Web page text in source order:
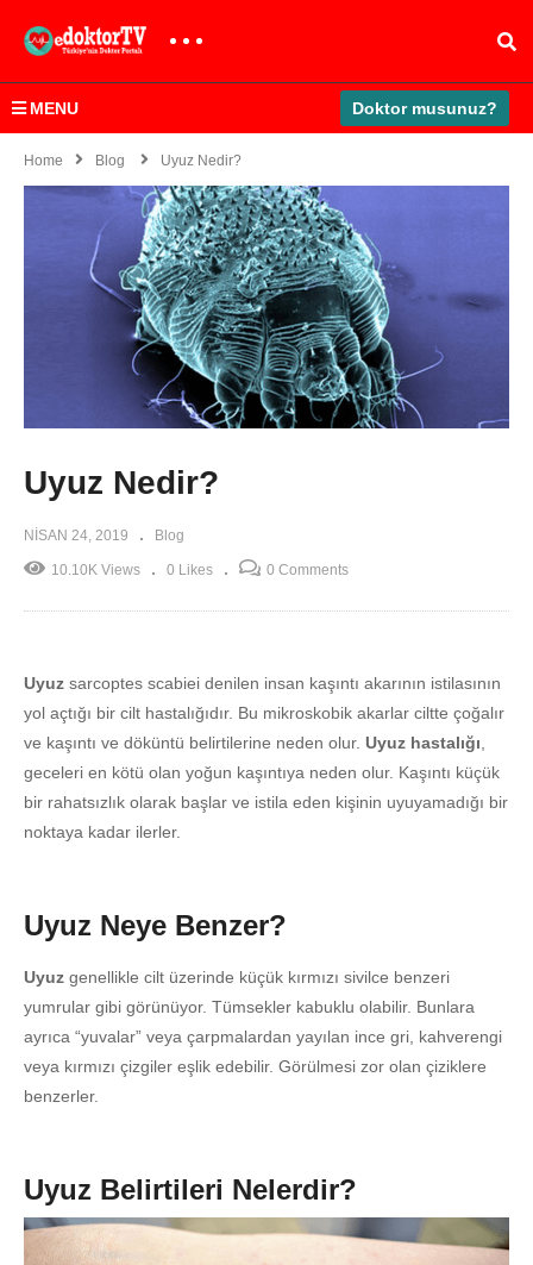
MENU Doktor musunuz?
Home Blog Uyuz Nedir?
Uyuz Nedir?
NISAN 24, 2019 Blog
10.10K Views 0 Likes 0 Comments
Uyuz sarcoptes scabiei denilen insan kaşıntı akarının istilasının
yol açtığı bir cilt hastalığıdır. Bu mikroskobik akarlar ciltte çoğalır
ve kaşıntı ve döküntü belirtilerine neden olur. Uyuz hastalığı
geceleri en kötü olan yoğun kaşıntıya neden olur. Kaşıntı küçük
bir rahatsızlık olarak başlar ve istila eden kişinin uyuyamadığı bir
noktaya kadar ilerler.
Uyuz Neye Benzer?
Uyuz genellikle cilt üzerinde küçük kırmızı sivilce benzeri
yumrular gibi görünüyor. Tümsekler kabuklu olabilir. Bunlara
ayrıca “yuvalar” veya çarpmalardan yayılan ince gri, kahverengi
veya kırmızı çizgiler eşlik edebilir. Görülmesi zor olan çiziklere
benzerler.
Uyuz Belirtileri Nelerdir?